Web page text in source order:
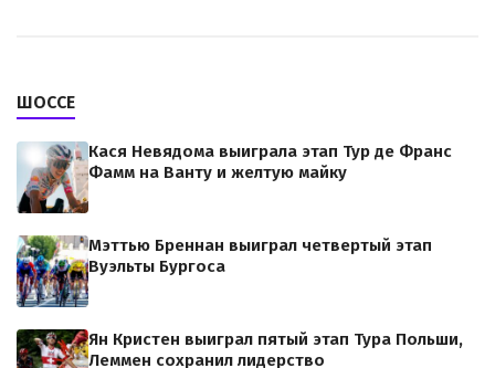
ШОССЕ
Кася Невядома выиграла этап Тур де Франс
Фамм на Ванту и желтую майку
Мэттью Бреннан выиграл четвертый этап
Вуэльты Бургоса
Ян Кристен выиграл пятый этап Тура Польши,
Леммен сохранил лидерство